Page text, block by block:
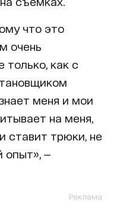
что это
очень
только, как с
меня и мои
на меня,
ставит трюки, не
опыт», —
Реклама